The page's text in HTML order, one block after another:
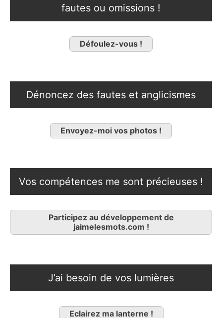
fautes ou omissions !
Défoulez-vous !
Dénoncez des fautes et anglicismes
Envoyez-moi vos photos !
Vos compétences me sont précieuses !
Participez au développement de
jaimelesmots.com !
J’ai besoin de vos lumières
Eclairez ma lanterne !